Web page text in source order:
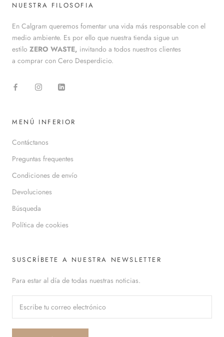
NUESTRA FILOSOFIA
En Calgram queremos fomentar una vida más responsable con el
medio ambiente. Es por ello que nuestra tienda sigue un
estilo ZERO WASTE, invitando a todos nuestros clientes
a comprar con Cero Desperdicio.
MENÚ INFERIOR
Contáctanos
Preguntas frequentes
Condiciones de envío
Devoluciones
Búsqueda
Política de cookies
SUSCRÍBETE A NUESTRA NEWSLETTER
Para estar al día de todas nuestras noticias.